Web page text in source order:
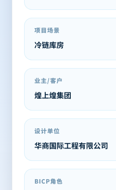
项目场景
冷链库房
业主/客户
煌上煌集团
设计单位
华商国际工程有限公司
BICP角色